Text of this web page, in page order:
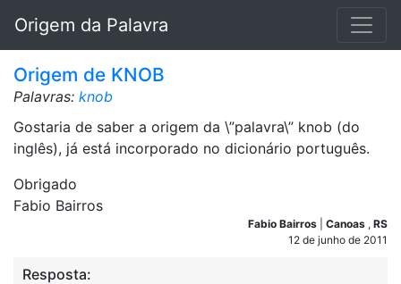
Origem da Palavra
Origem de KNOB
Palavras: knob
Gostaria de saber a origem da \”palavra\” knob (do
inglês), já está incorporado no dicionário português.
Obrigado
Fabio Bairros
Fabio Bairros Canoas , RS
12 de junho de 2011
Resposta: